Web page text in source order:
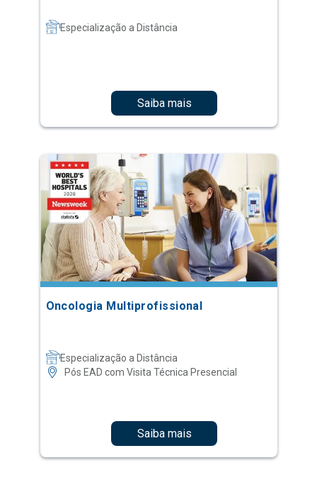
Especialização a Distância
Saiba mais
Oncologia Multiprofissional
Especialização a Distância
Pós EAD com Visita Técnica Presencial
Saiba mais